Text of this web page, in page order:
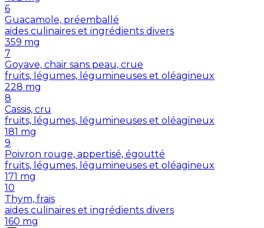
6
Guacamole, préemballé
aides culinaires et ingrédients divers
359 mg
7
Goyave, chair sans peau, crue
fruits, légumes, légumineuses et oléagineux
228 mg
8
Cassis, cru
fruits, légumes, légumineuses et oléagineux
181 mg
9
Poivron rouge, appertisé, égoutté
fruits, légumes, légumineuses et oléagineux
171 mg
10
Thym, frais
aides culinaires et ingrédients divers
160 mg